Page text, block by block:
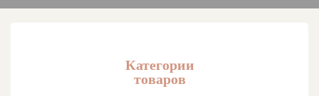
Категории
товаров